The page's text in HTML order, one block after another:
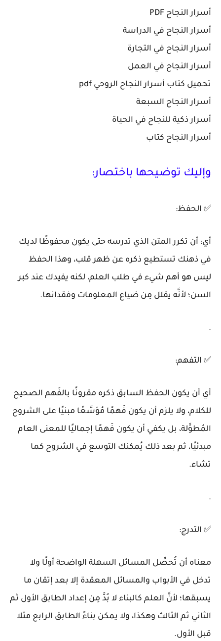
أسرار النجاح PDF
أسرار النجاح في الدراسة
أسرار النجاح في التجارة
أسرار النجاح في العمل
تحميل كتاب أسرار النجاح الروحي pdf
أسرار النجاح السبعة
أسرار ذكية للنجاح في الحياة
أسرار النجاح كتاب
وإليك توضيحها باختصار:
✅ الحفظ:
أي: أن تكرر المتن الذي تدرسه حتى يكون محفوظًا لديك
في ذهنك تستطيع ذكره عن ظهر قلب، وهذا الحفظ
ليس هو أهم شيء في طلب العلم، لكنه يفيدك عند كبر
السن؛ لأنَّه يقلل مِن ضياع المعلومات وفقدانها.
.
✅ التفهم:
أي أن يكون الحفظ السابق ذكره مقرونًا بالفَهم الصحيح
للكلام، ولا يلزم أن يكون فَهمًا مُوَسَّعًا مبنيًا على الشروح
المُطوَّلة، بل يكفي أن يكون فَهمًا إجماليًا للمعنى العام
مبدئيًا، ثم بعد ذلك يُمكنك التوسع في الشروح كما
تشاء.
.
✅ التدرج:
معناه أن تُحصِّل المسائل السهلة الواضحة أولًا ولا
تدخل في الأبواب والمسائل المعقدة إلا بعد إتقان ما
يسبقها؛ لأنَّ العلم كالبناء لا بُدَّ مِن إعداد الطابق الأول ثم
الثاني ثم الثالث وهكذا، ولا يمكن بناءً الطابق الرابع مثلا
قبل الأول.